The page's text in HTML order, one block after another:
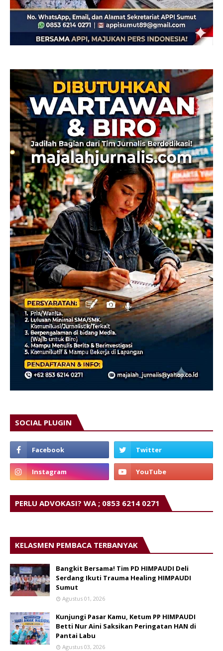
SOCIAL PLUGIN
PERLU ADVOKASI? WA ; 0853 6214 0271
KELASMEN PEMBACA TERBANYAK
Bangkit Bersama! Tim PD HIMPAUDI Deli
Serdang Ikuti Trauma Healing HIMPAUDI
Sumut
Agustus 01, 2026
Kunjungi Pasar Kamu, Ketum PP HIMPAUDI
Betti Nur Aini Saksikan Peringatan HAN di
Pantai Labu
Agustus 03, 2026